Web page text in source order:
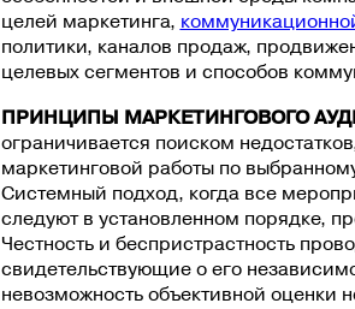
целей маркетинга,
политики, каналов продаж,
целевых сегментов и способов
ПРИНЦИПЫ МАРКЕТИНГОВОГО
ограничивается поиском
маркетинговой работы по
Системный подход, когда все
следуют в установленном порядке,
Честность и беспристрастность
свидетельствующие о его
невозможность объективной оценки